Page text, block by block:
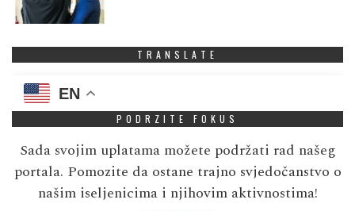
TRANSLATE
EN
PODRZITE FOKUS
Sada svojim uplatama možete podržati rad našeg
portala. Pomozite da ostane trajno svjedočanstvo o
našim iseljenicima i njihovim aktivnostima!